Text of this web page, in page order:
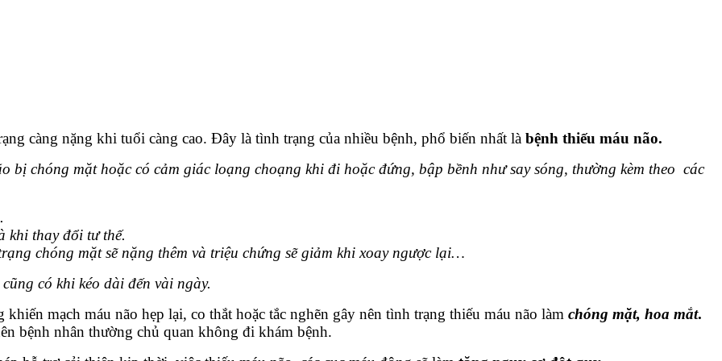
càng nặng khi tuổi càng cao. Đây là tình trạng của nhiều bệnh, phổ biến nhất là bệnh thiếu máu não.
bị chóng mặt hoặc có cảm giác loạng choạng khi đi hoặc đứng, bập bềnh như say sóng, thường kèm theo các
khi thay đổi tư thế.
chóng mặt sẽ nặng thêm và triệu chứng sẽ giảm khi xoay ngược lại…
có khi kéo dài đến vài ngày.
mạch máu não hẹp lại, co thắt hoặc tắc nghẽn gây nên tình trạng thiếu máu não làm chóng mặt, hoa mắt.
bệnh nhân thường chủ quan không đi khám bệnh.